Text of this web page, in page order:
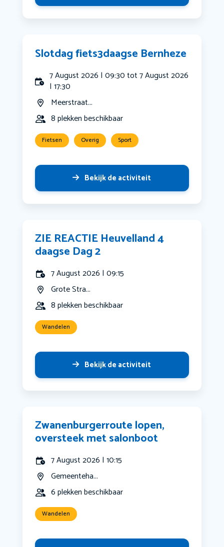
Slotdag fiets3daagse Bernheze
7 August 2026 | 09:30 tot 7 August 2026
| 17:30
Meerstraat...
8 plekken beschikbaar
Fietsen Overig Sport
Bekijk de activiteit
ZIE REACTIE Heuvelland 4
daagse Dag 2
7 August 2026 | 09:15
Grote Stra...
8 plekken beschikbaar
Wandelen
Bekijk de activiteit
Zwanenburgerroute lopen,
oversteek met salonboot
7 August 2026 | 10:15
Gemeenteha...
6 plekken beschikbaar
Wandelen